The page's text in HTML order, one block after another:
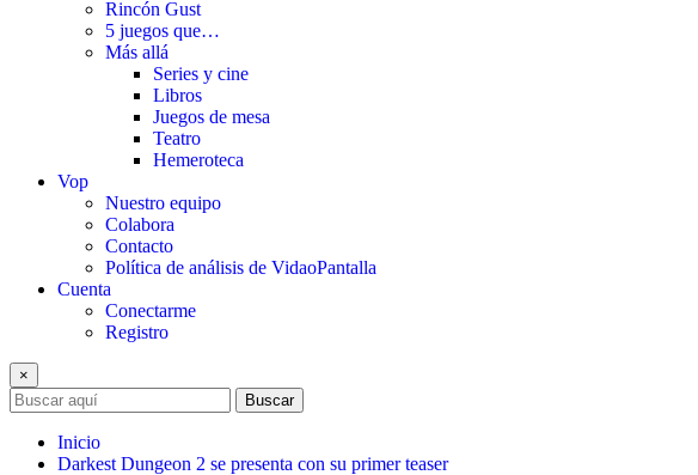
Rincón Gust
5 juegos que…
Más allá
Series y cine
Libros
Juegos de mesa
Teatro
Hemeroteca
Vop
Nuestro equipo
Colabora
Contacto
Política de análisis de VidaoPantalla
Cuenta
Conectarme
Registro
×
Buscar
Inicio
Darkest Dungeon 2 se presenta con su primer teaser